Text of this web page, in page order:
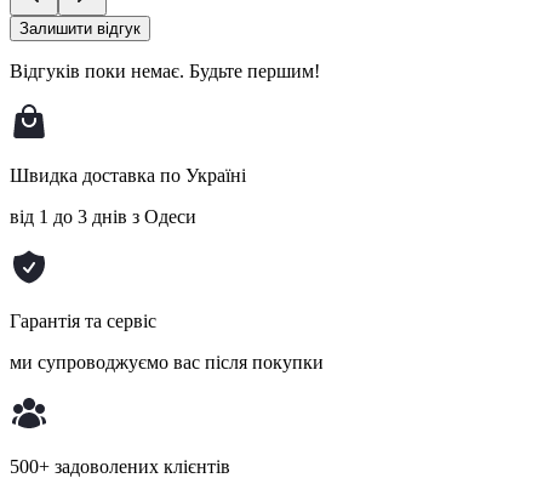
Залишити відгук
Відгуків поки немає. Будьте першим!
Швидка доставка по Україні
від 1 до 3 днів з Одеси
Гарантія та сервіс
ми супроводжуємо вас після покупки
500+ задоволених клієнтів